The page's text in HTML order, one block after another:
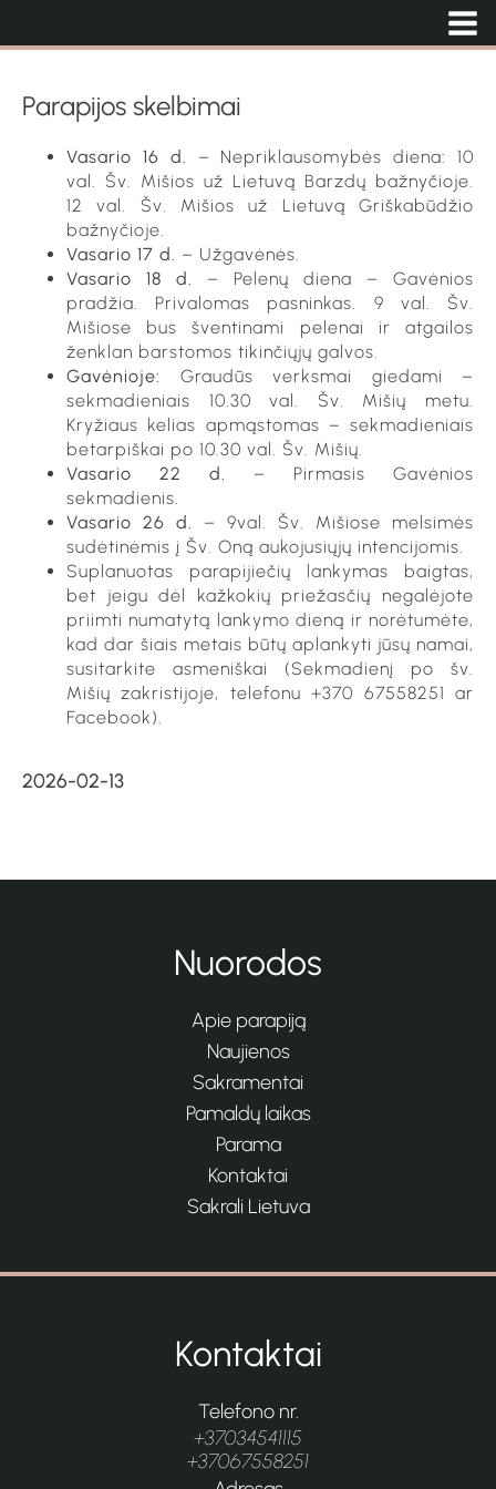
Parapijos skelbimai
Vasario 16 d. – Nepriklausomybės diena: 10
val. Šv. Mišios už Lietuvą Barzdų bažnyčioje.
12 val. Šv. Mišios už Lietuvą Griškabūdžio
bažnyčioje.
Vasario 17 d. – Užgavėnės.
Vasario 18 d.
– Pelenų diena – Gavėnios
pradžia. Privalomas pasninkas. 9 val. Šv.
Mišiose bus šventinami pelenai ir atgailos
ženklan barstomos tikinčiųjų galvos.
Gavėnioje:
Graudūs verksmai giedami –
sekmadieniais 10.30 val. Šv. Mišių metu.
Kryžiaus kelias apmąstomas – sekmadieniais
betarpiškai po 10.30 val. Šv. Mišių.
Vasario 22 d.
– Pirmasis Gavėnios
sekmadienis.
Vasario 26 d.
– 9val. Šv. Mišiose melsimės
sudėtinėmis į Šv. Oną aukojusiųjų intencijomis.
Suplanuotas parapijiečių lankymas baigtas,
bet jeigu dėl kažkokių priežasčių negalėjote
priimti numatytą lankymo dieną ir norėtumėte,
kad dar šiais metais būtų aplankyti jūsų namai,
susitarkite asmeniškai (Sekmadienį po šv.
Mišių zakristijoje, telefonu +370 67558251 ar
Facebook).
2026-02-13
Nuorodos
Apie parapiją
Naujienos
Sakramentai
Pamaldų laikas
Parama
Kontaktai
Sakrali Lietuva
Kontaktai
Telefono nr.
+37034541115
+37067558251